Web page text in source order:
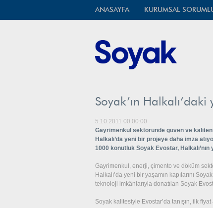
5.10.2011 00:00:00
Gayrimenkul sektöründe güven ve
Halkalı’da yeni bir projeye daha imza
1000 konutluk Soyak Evostar, Halkalı’nın
Gayrimenkul, enerji, çimento ve döküm
Halkalı’da yeni bir yaşamın kapılarını
teknoloji imkânlarıyla donatılan Soyak
Soyak kalitesiyle Evostar’da tanışın, ilk fiyat
ANASAYFA KURUMSAL
Soyak’ın Halkalı’daki